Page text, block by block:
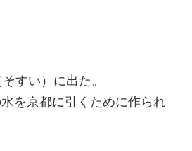
すい）に出た。
を京都に引くために作られ